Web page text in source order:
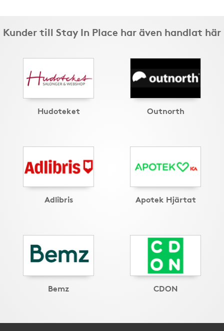
Kunder till Stay In Place har även handlat här
Hudoteket Outnorth
Adlibris Apotek Hjärtat
Bemz CDON